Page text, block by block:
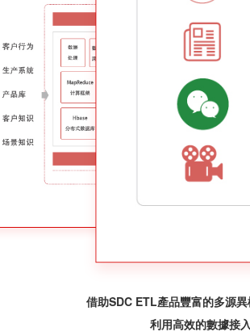
金融行業應用場景
利用高效的數據接入能力解決了用戶信息系統底層數據分散、實時數據間
免費試用
基于ETL組件采集各行權部門
具針對性、實效性的服務管